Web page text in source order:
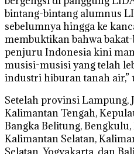
bintang-bintang alumnus
sebelumnya hingga ke
membuktikan bahwa
penjuru Indonesia kini
musisi-musisi yang telah
industri hiburan tanah air,”
Setelah provinsi Lampung,
Kalimantan Tengah,
Bangka Belitung,
Kalimantan Selatan,